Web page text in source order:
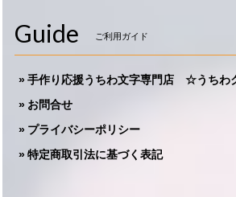
Guide ご利用ガイド
手作り応援うちわ文字専門店 ☆うちわ
お問合せ
プライバシーポリシー
特定商取引法に基づく表記